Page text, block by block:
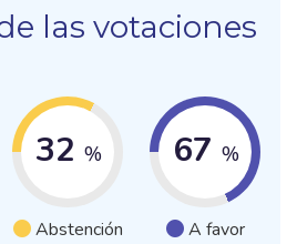
las votaciones
32 %
Abstención
67 %
A favor